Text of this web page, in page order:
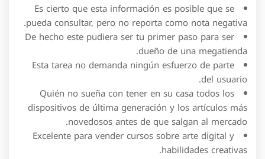
Es cierto que esta información es posible que se
pueda consultar, pero no reporta como nota negativa.
De hecho este pudiera ser tu primer paso para ser
dueño de una megatienda.
Esta tarea no demanda ningún esfuerzo de parte
del usuario.
Quién no sueña con tener en su casa todos los
dispositivos de última generación y los artículos más
novedosos antes de que salgan al mercado.
Excelente para vender cursos sobre arte digital y
habilidades creativas.